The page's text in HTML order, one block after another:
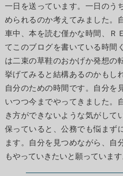
一日を送っています。一日のう
められるのか考えてみました。
車中、本を読む僅かな時間、Ｒ
てこのブログを書いている時間
は二束の草鞋のおかげか発想の
挙げてみると結構あるのかもし
自分のための時間です。自分を
いつつ今までやってきました。
き方ができないような気がして
保っていると、公務でも悩まず
ます。自分を見つめながら、自
もやっていきたいと願っています